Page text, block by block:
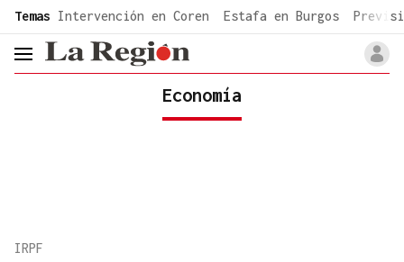
common.go-to-content
Temas Intervención en Coren Estafa en Burgos
header.menu.open
Economía
IRPF